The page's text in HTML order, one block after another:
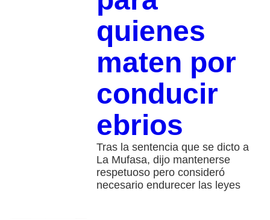
quienes
maten por
conducir
ebrios
Tras la sentencia que se dicto a
La Mufasa, dijo mantenerse
respetuoso pero consideró
necesario endurecer las leyes